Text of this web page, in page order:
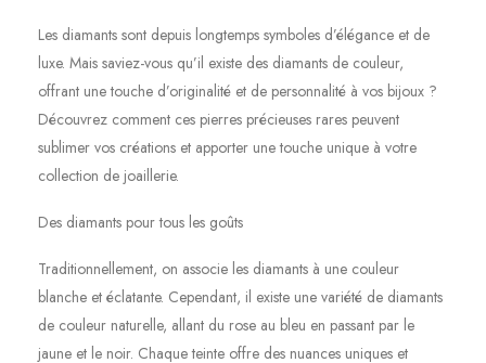
Les diamants sont depuis longtemps symboles d’élégance et de
luxe. Mais saviez-vous qu’il existe des diamants de couleur,
offrant une touche d’originalité et de personnalité à vos bijoux ?
Découvrez comment ces pierres précieuses rares peuvent
sublimer vos créations et apporter une touche unique à votre
collection de joaillerie.
Des diamants pour tous les goûts
Traditionnellement, on associe les diamants à une couleur
blanche et éclatante. Cependant, il existe une variété de diamants
de couleur naturelle, allant du rose au bleu en passant par le
jaune et le noir. Chaque teinte offre des nuances uniques et